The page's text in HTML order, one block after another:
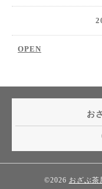
OPEN
お
©2026 おざぶ